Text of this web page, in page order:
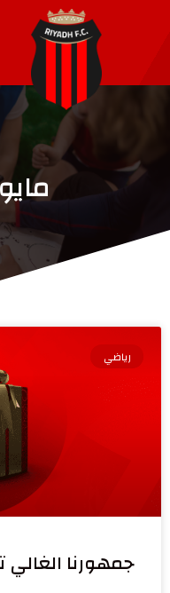
مايو 8,
رياضي
جمهورنا الغالي